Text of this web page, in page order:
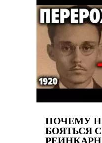
ПОЧЕМУ
БОЯТЬСЯ